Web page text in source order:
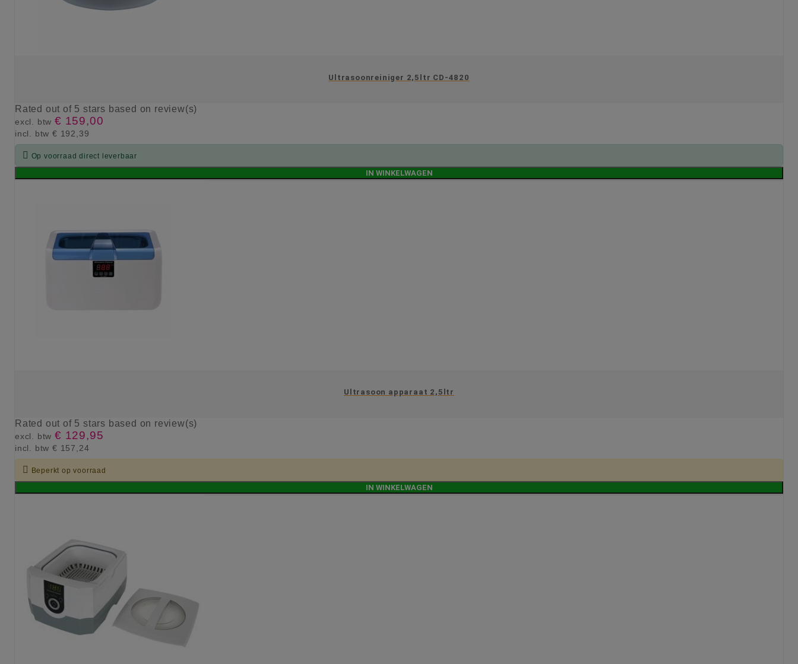
Ultrasoonreiniger 2,5ltr CD-4820
Rated out of 5 stars based on review(s)
excl. btw € 159,00
incl. btw € 192,39
 Op voorraad direct leverbaar
IN WINKELWAGEN
Ultrasoon apparaat 2,5ltr
Rated out of 5 stars based on review(s)
excl. btw € 129,95
incl. btw € 157,24
 Beperkt op voorraad
IN WINKELWAGEN